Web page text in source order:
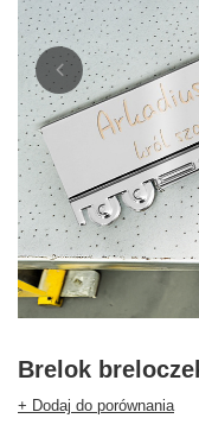
Brelok
+ Dodaj do porównania